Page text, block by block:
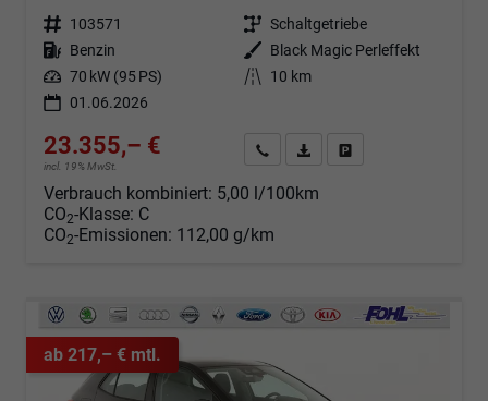
Fahrzeugnr. 103571 Getriebe Schaltgetriebe
Kraftstoff Benzin Außenfarbe
Black Magic Perleffekt
Leistung 70 kW (95 PS) Kilometerstand
10 km
01.06.2026
23.355,– €
incl. 19% MwSt.
Angebot anfordern
Fahrzeugexpose (PDF)
Verbrauch kombiniert: 5,00 l/100km
CO2-Klasse: C
CO2-Emissionen: 112,00 g/km
ab 217,– € mtl.